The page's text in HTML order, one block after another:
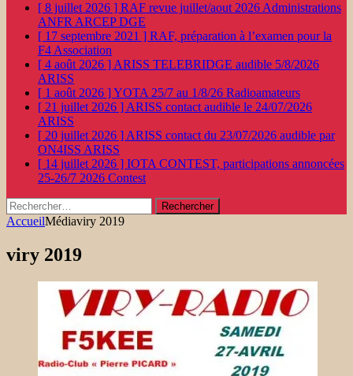
[ 8 juillet 2026 ] RAF revue juillet/aout 2026 Administrations
ANFR ARCEP DGE
[ 17 septembre 2021 ] RAF, préparation à l’examen pour la
F4 Association
[ 4 août 2026 ] ARISS TELEBRIDGE audible 5/8/2026
ARISS
[ 1 août 2026 ]YOTA 25/7 au 1/8/26 Radioamateurs
[ 21 juillet 2026 ] ARISS contact audible le 24/07/2026
ARISS
[ 20 juillet 2026 ] ARISS contact du 23/07/2026 audible par
ON4ISS ARISS
[ 14 juillet 2026 ] IOTA CONTEST, participations annoncées
25-26/7 2026 Contest
Rechercher :
AccueilMédiaviry 2019
viry 2019